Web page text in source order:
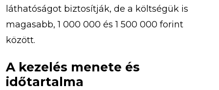
láthatóságot biztosítják, de a költségük is
magasabb, 1 000 000 és 1 500 000 forint
között.
A kezelés menete és
időtartalma